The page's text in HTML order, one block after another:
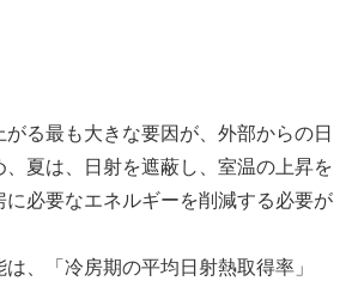
る最も大きな要因が、外部からの日
、夏は、日射を遮蔽し、室温の上昇を
に必要なエネルギーを削減する必要が
、「冷房期の平均日射熱取得率」